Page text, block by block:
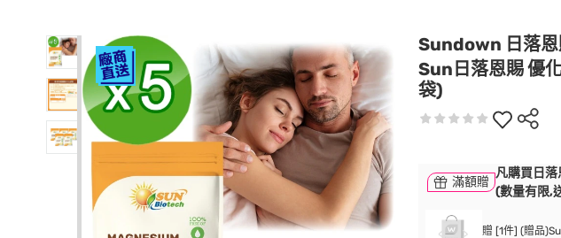
Sundown 日落
Sun日落恩賜 優
袋)
滿額贈
凡購買日
(數量有限,
贈 [1件] (贈品